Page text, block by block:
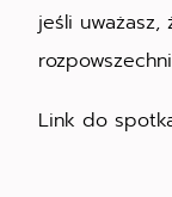
jeśli
Link do